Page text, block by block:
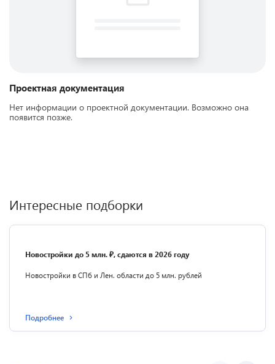
Проектная документация
Нет информации о проектной документации. Возможно она
появится позже.
Интересные подборки
Новостройки до 5 млн. ₽, сдаются в 2026 году
Новостройки в СПб и Лен. области до 5 млн. рублей
Подробнее